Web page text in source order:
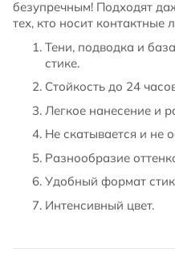
безупречным! Подходят
тех, кто носит контактные
Тени, подводка и
стике.
Стойкость до 24
Легкое нанесение и
Не скатывается и не
Разнообразие
Удобный формат
Интенсивный цвет.